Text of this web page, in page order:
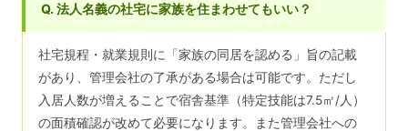
Q. 法人名義の社宅に家族を住まわせてもいい？
社宅規程・就業規則に「家族の同居を認める」旨の記載
があり、管理会社の了承がある場合は可能です。ただし
入居人数が増えることで宿舎基準（特定技能は7.5㎡/人）
の面積確認が改めて必要になります。また管理会社への